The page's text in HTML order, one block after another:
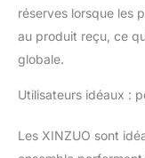
réserves lorsque les
au produit reçu, ce
globale.
Utilisateurs idéaux :
Les XINZUO sont